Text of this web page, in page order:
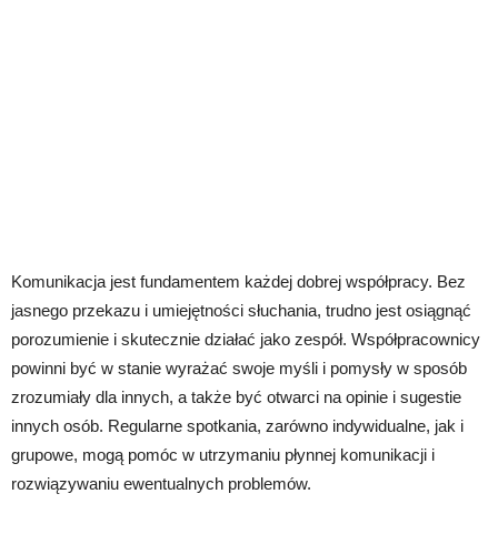
Komunikacja jest fundamentem każdej dobrej współpracy. Bez
jasnego przekazu i umiejętności słuchania, trudno jest osiągnąć
porozumienie i skutecznie działać jako zespół. Współpracownicy
powinni być w stanie wyrażać swoje myśli i pomysły w sposób
zrozumiały dla innych, a także być otwarci na opinie i sugestie
innych osób. Regularne spotkania, zarówno indywidualne, jak i
grupowe, mogą pomóc w utrzymaniu płynnej komunikacji i
rozwiązywaniu ewentualnych problemów.